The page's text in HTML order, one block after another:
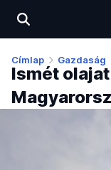
Címlap Gazdaság
Ismét